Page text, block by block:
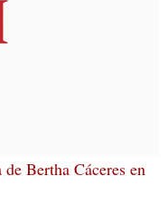
Bertha Cáceres en